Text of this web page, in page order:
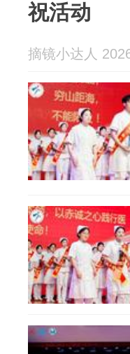
祝活动
摘镜小达人